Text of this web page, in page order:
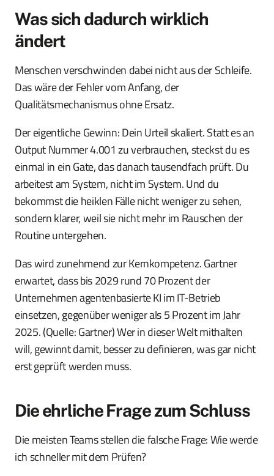
Was sich dadurch wirklich
ändert
Menschen verschwinden dabei nicht aus der Schleife.
Das wäre der Fehler vom Anfang, der
Qualitätsmechanismus ohne Ersatz.
Der eigentliche Gewinn: Dein Urteil skaliert. Statt es an
Output Nummer 4.001 zu verbrauchen, steckst du es
einmal in ein Gate, das danach tausendfach prüft. Du
arbeitest am System, nicht im System. Und du
bekommst die heiklen Fälle nicht weniger zu sehen,
sondern klarer, weil sie nicht mehr im Rauschen der
Routine untergehen.
Das wird zunehmend zur Kernkompetenz. Gartner
erwartet, dass bis 2029 rund 70 Prozent der
Unternehmen agentenbasierte KI im IT-Betrieb
einsetzen, gegenüber weniger als 5 Prozent im Jahr
2025. (Quelle: Gartner) Wer in dieser Welt mithalten
will, gewinnt damit, besser zu definieren, was gar nicht
erst geprüft werden muss.
Die ehrliche Frage zum Schluss
Die meisten Teams stellen die falsche Frage: Wie werde
ich schneller mit dem Prüfen?